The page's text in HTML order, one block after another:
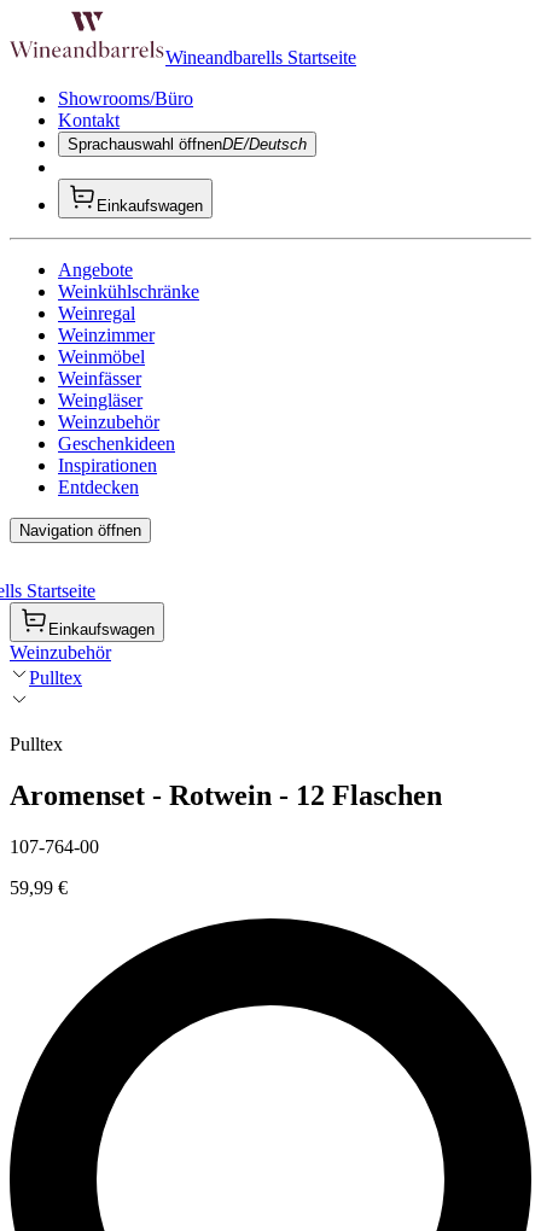
Wineandbarells Startseite
Showrooms/Büro
Kontakt
Sprachauswahl öffnenDE/Deutsch
Einkaufswagen
Angebote
Weinkühlschränke
Weinregal
Weinzimmer
Weinmöbel
Weinfässer
Weingläser
Weinzubehör
Geschenkideen
Inspirationen
Entdecken
Navigation öffnen
Startseite
Einkaufswagen
Weinzubehör
Pulltex
Pulltex
Aromenset - Rotwein - 12 Flaschen
107-764-00
59,99 €